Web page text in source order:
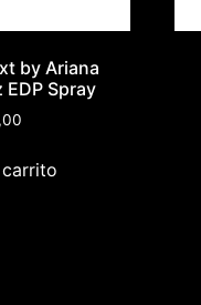
by Ariana
Spray